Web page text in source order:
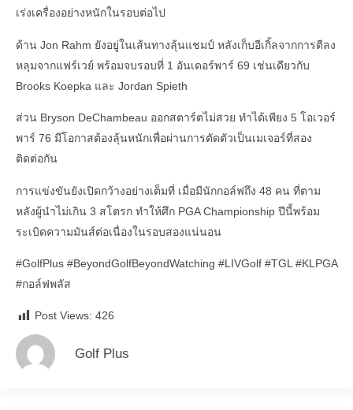
เร่งเครื่องอย่างหนักในรอบต่อไป
ด้าน Jon Rahm ยังอยู่ในเส้นทางลุ้นแชมป์ หลังเก็บอีเกิ้ลจากการตีลง
หลุมจากแฟร์เวย์ พร้อมจบรอบที่ 1 อันเดอร์พาร์ 69 เช่นเดียวกับ
Brooks Koepka และ Jordan Spieth
ส่วน Bryson DeChambeau ออกสตาร์ตไม่สวย ทำได้เพียง 5 โอเวอร์
พาร์ 76 มีโอกาสต้องลุ้นหนักเพื่อผ่านการตัดตัวเป็นเมเจอร์ที่สอง
ติดต่อกัน
การแข่งขันยังเปิดกว้างอย่างเต็มที่ เมื่อมีนักกอล์ฟถึง 48 คน ที่ตาม
หลังผู้นำไม่เกิน 3 สโตรก ทำให้ศึก PGA Championship ปีนี้พร้อม
ระเบิดความมันส์ต่อเนื่องในรอบสองแน่นอน
#GolfPlus #BeyondGolfBeyondWatching #LIVGolf #TGL #KLPGA
#กอล์ฟพลัส
Post Views: 426
Golf Plus